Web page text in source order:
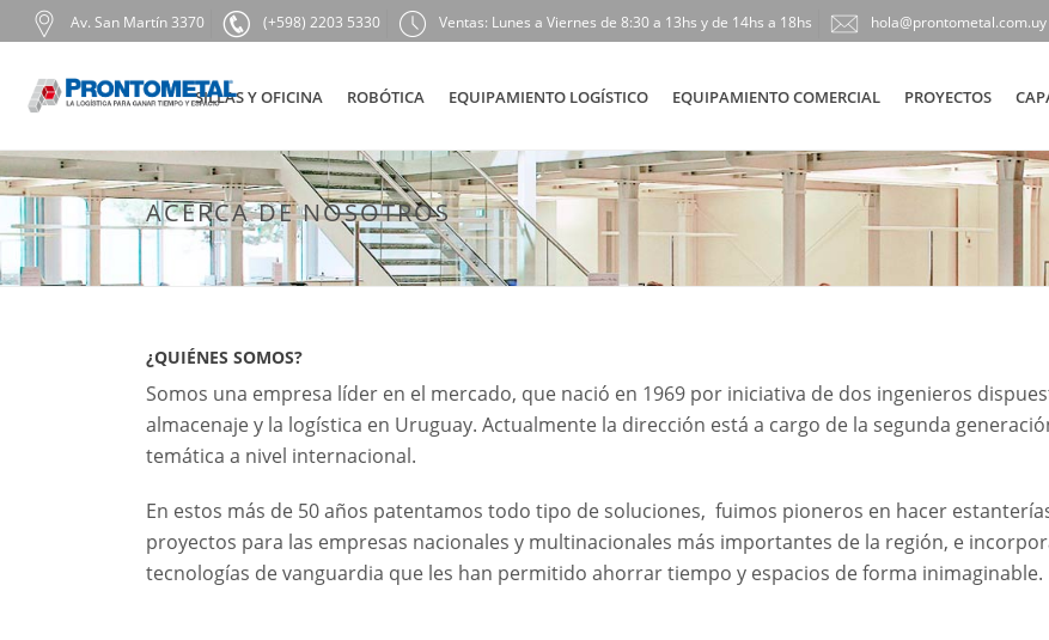
Av. San Martín 3370 (+598) 2203 5330 Ventas: Lunes a Viernes de 8:30 a 13hs y de 14hs a 18hs hola@prontometal.com.uy
SILLAS Y OFICINA ROBÓTICA EQUIPAMIENTO LOGÍSTICO EQUIPAMIENTO COMERCIAL PROYECTOS
ACERCA DE NOSOTROS
¿QUIÉNES SOMOS?
Somos una empresa líder en el mercado, que nació en 1969 por iniciativa de dos ingenieros
almacenaje y la logística en Uruguay. Actualmente la dirección está a cargo de la segunda
temática a nivel internacional.
En estos más de 50 años patentamos todo tipo de soluciones, fuimos pioneros en hacer
proyectos para las empresas nacionales y multinacionales más importantes de la región, e
tecnologías de vanguardia que les han permitido ahorrar tiempo y espacios de forma inimaginable.